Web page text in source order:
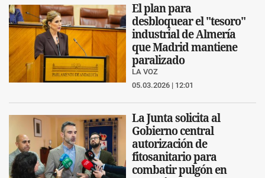
El plan para
desbloquear el "tesoro"
industrial de Almería
que Madrid mantiene
paralizado
LA VOZ
05.03.2026 | 12:01
La Junta solicita al
Gobierno central
autorización de
fitosanitario para
combatir pulgón en